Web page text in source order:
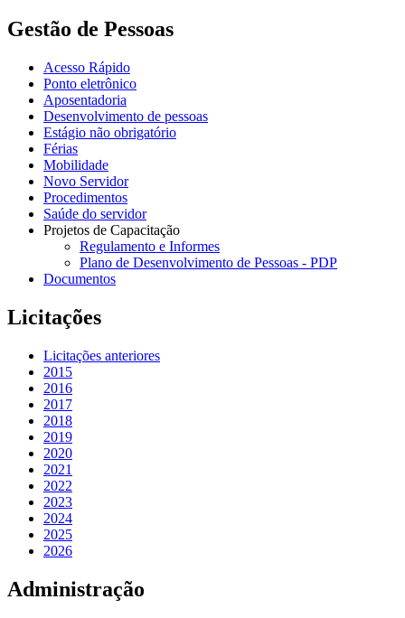
Gestão de Pessoas
Acesso Rápido
Ponto eletrônico
Aposentadoria
Desenvolvimento de pessoas
Estágio não obrigatório
Férias
Mobilidade
Novo Servidor
Procedimentos
Saúde do servidor
Projetos de Capacitação
Regulamento e Informes
Plano de Desenvolvimento de Pessoas - PDP
Documentos
Licitações
Licitações anteriores
2015
2016
2017
2018
2019
2020
2021
2022
2023
2024
2025
2026
Administração